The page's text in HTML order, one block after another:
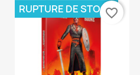
RUPTURE DE STOCK
favorite_border